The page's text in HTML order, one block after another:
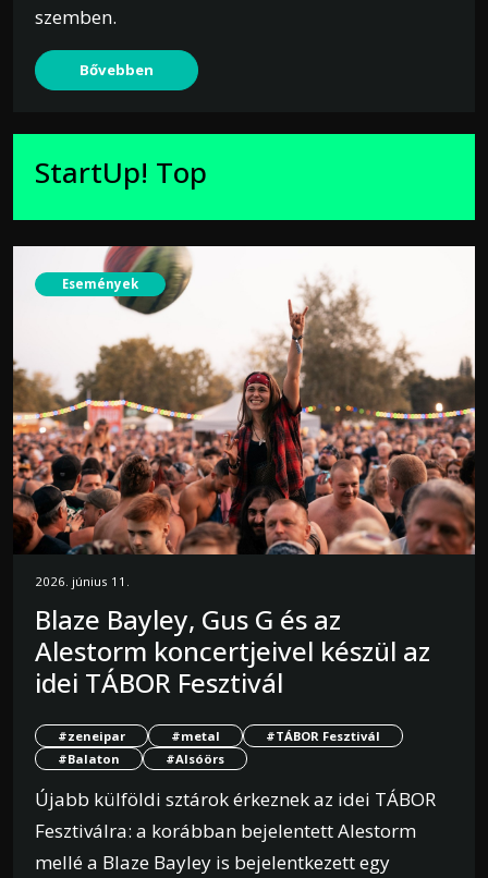
szemben.
Bővebben
StartUp! Top
Események
2026. június 11.
Blaze Bayley, Gus G és az
Alestorm koncertjeivel készül az
idei TÁBOR Fesztivál
#zeneipar #metal
#TÁBOR Fesztivál
#Balaton
#Alsóörs
Újabb külföldi sztárok érkeznek az idei TÁBOR
Fesztiválra: a korábban bejelentett Alestorm
mellé a Blaze Bayley is bejelentkezett egy